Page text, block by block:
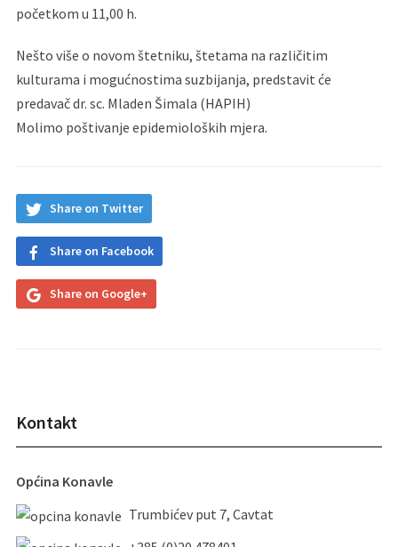
početkom u 11,00 h.
Nešto više o novom štetniku, štetama na različitim
kulturama i mogućnostima suzbijanja, predstavit će
predavač dr. sc. Mladen Šimala (HAPIH)
Molimo poštivanje epidemioloških mjera.
Share on Twitter
Share on Facebook
Share on Google+
Kontakt
Općina Konavle
Trumbićev put 7, Cavtat